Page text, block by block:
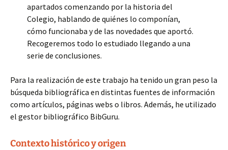
apartados comenzando por la historia del
Colegio, hablando de quiénes lo componían,
cómo funcionaba y de las novedades que aportó.
Recogeremos todo lo estudiado llegando a una
serie de conclusiones.
Para la realización de este trabajo ha tenido un gran peso la
búsqueda bibliográfica en distintas fuentes de información
como artículos, páginas webs o libros. Además, he utilizado
el gestor bibliográfico BibGuru.
Contexto histórico y origen